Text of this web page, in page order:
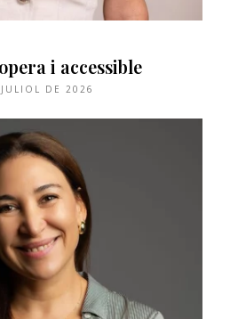
i accessible
DE 2026